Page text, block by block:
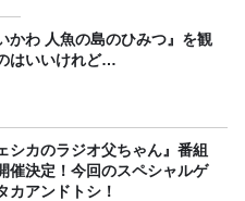
かわ 人魚の島のひみつ』を観
はいいけれど…
シカのラジオ父ちゃん』番組
催決定！今回のスペシャルゲ
カアンドトシ！